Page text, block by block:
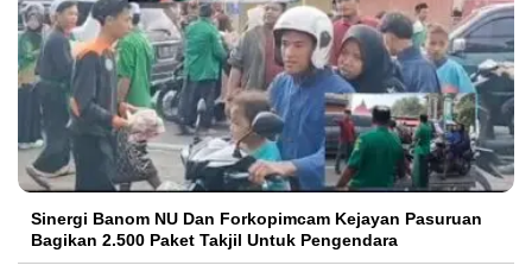
Sinergi Banom NU Dan Forkopimcam Kejayan Pasuruan
Bagikan 2.500 Paket Takjil Untuk Pengendara